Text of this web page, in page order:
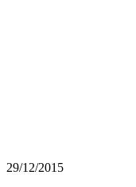
29/12/2015